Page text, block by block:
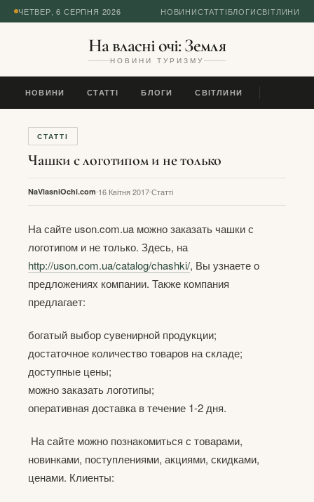
ЧЕТВЕР, 6 СЕРПНЯ 2026 НОВИНИСТАТТІБЛОГИСВІТЛИНИ
На власні очі: Земля
НОВИНИ ТУРИЗМУ
НОВИНИ СТАТТІ БЛОГИ СВІТЛИНИ
СТАТТІ
Чашки с логотипом и не только
NaVlasniOchi.com 16 Квітня 2017Статті
На сайте uson.com.ua можно заказать чашки с
логотипом и не только. Здесь, на
http://uson.com.ua/catalog/chashki/, Вы узнаете о
предложениях компании. Также компания
предлагает:
богатый выбор сувенирной продукции;
достаточное количество товаров на складе;
доступные цены;
можно заказать логотипы;
оперативная доставка в течение 1-2 дня.
На сайте можно познакомиться с товарами,
новинками, поступлениями, акциями, скидками,
ценами. Клиенты: